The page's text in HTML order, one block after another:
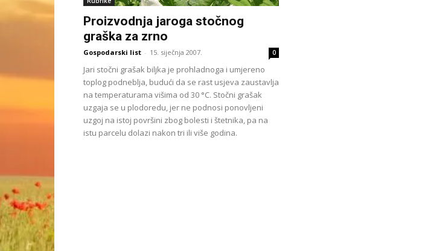
Proizvodnja jaroga stočnog
graška za zrno
Gospodarski list - 15. siječnja 2007. 0
Jari stočni grašak biljka je prohladnoga i umjereno
toplog podneblja, budući da se rast usjeva zaustavlja
na temperaturama višima od 30 °C. Stočni grašak
uzgaja se u plodoredu, jer ne podnosi ponovljeni
uzgoj na istoj površini zbog bolesti i štetnika, pa na
istu parcelu dolazi nakon tri ili više godina.